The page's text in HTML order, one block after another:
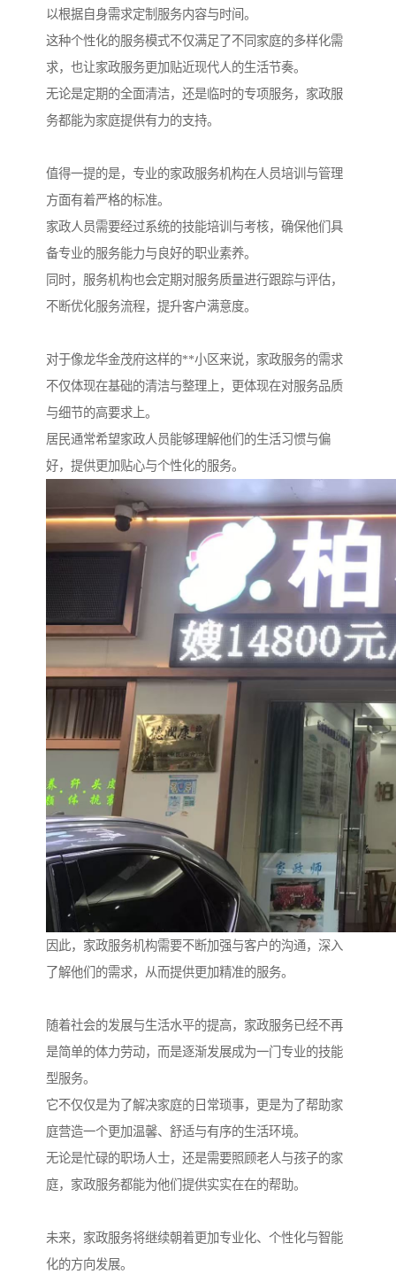
以根据自身需求定制服务内容与时间。
这种个性化的服务模式不仅满足了不同家庭的多样化需
求，也让家政服务更加贴近现代人的生活节奏。
无论是定期的全面清洁，还是临时的专项服务，家政服
务都能为家庭提供有力的支持。
值得一提的是，专业的家政服务机构在人员培训与管理
方面有着严格的标准。
家政人员需要经过系统的技能培训与考核，确保他们具
备专业的服务能力与良好的职业素养。
同时，服务机构也会定期对服务质量进行跟踪与评估，
不断优化服务流程，提升客户满意度。
对于像龙华金茂府这样的**小区来说，家政服务的需求
不仅体现在基础的清洁与整理上，更体现在对服务品质
与细节的高要求上。
居民通常希望家政人员能够理解他们的生活习惯与偏
好，提供更加贴心与个性化的服务。
因此，家政服务机构需要不断加强与客户的沟通，深入
了解他们的需求，从而提供更加精准的服务。
随着社会的发展与生活水平的提高，家政服务已经不再
是简单的体力劳动，而是逐渐发展成为一门专业的技能
型服务。
它不仅仅是为了解决家庭的日常琐事，更是为了帮助家
庭营造一个更加温馨、舒适与有序的生活环境。
无论是忙碌的职场人士，还是需要照顾老人与孩子的家
庭，家政服务都能为他们提供实实在在的帮助。
未来，家政服务将继续朝着更加专业化、个性化与智能
化的方向发展。